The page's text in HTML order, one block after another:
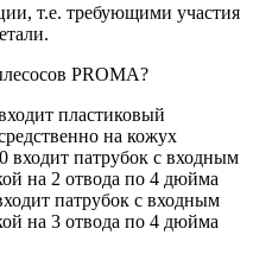
т.е. требующими участия
PROMA?
пластиковый
на кожух
входит патрубок с входным
на 2 отвода по 4 дюйма
патрубок с входным
на 3 отвода по 4 дюйма